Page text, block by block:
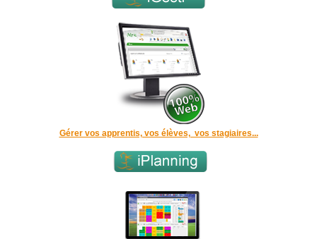
Gérer vos apprentis, vos élèves, vos stagiaires...